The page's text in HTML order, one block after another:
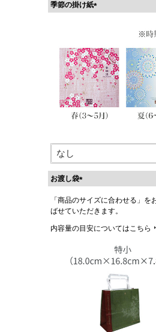
季節の掛け紙
)
お渡し袋
必
須
)
「商品のサイズに合わせる」
ばせていただきます。
内容量の目安についてはこちら